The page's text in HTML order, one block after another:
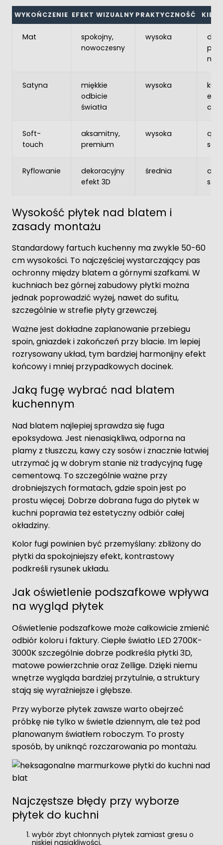
WYKOŃCZENIE EFEKT WIZUALNY PRAKTYCZNOŚĆ
Mat
spokojny,
nowoczesny
wysoka
Satyna
miękkie
odbicie
światła
wysoka
Soft-
touch
aksamitny,
premium
wysoka
soft
Ryflowanie
dekoracyjny
efekt 3D
średnia
Wysokość płytek nad blatem i
zasady montażu
Standardowy fartuch kuchenny ma zwykle 50-60
cm wysokości. To najczęściej wystarczający pas
ochronny między blatem a górnymi szafkami. W
kuchniach bez górnej zabudowy płytki można
jednak poprowadzić wyżej, nawet do sufitu,
szczególnie w strefie płyty grzewczej.
Ważne jest dokładne zaplanowanie przebiegu
spoin, gniazdek i zakończeń przy blacie. Im lepiej
rozrysowany układ, tym bardziej harmonijny efekt
końcowy i mniej przypadkowych docinek.
Jaką fugę wybrać nad blatem
kuchennym
Nad blatem najlepiej sprawdza się fuga
epoksydowa. Jest nienasiąkliwa, odporna na
plamy z tłuszczu, kawy czy sosów i znacznie łatwiej
utrzymać ją w dobrym stanie niż tradycyjną fugę
cementową. To szczególnie ważne przy
drobniejszych formatach, gdzie spoin jest po
prostu więcej. Dobrze dobrana fuga do płytek w
kuchni poprawia też estetyczny odbiór całej
okładziny.
Kolor fugi powinien być przemyślany: zbliżony do
płytki da spokojniejszy efekt, kontrastowy
podkreśli rysunek układu.
Jak oświetlenie podszafkowe wpływa
na wygląd płytek
Oświetlenie podszafkowe może całkowicie zmienić
odbiór koloru i faktury. Ciepłe światło LED 2700K-
3000K szczególnie dobrze podkreśla płytki 3D,
matowe powierzchnie oraz Zellige. Dzięki niemu
wnętrze wygląda bardziej przytulnie, a struktury
stają się wyraźniejsze i głębsze.
Przy wyborze płytek zawsze warto obejrzeć
próbkę nie tylko w świetle dziennym, ale też pod
planowanym światłem roboczym. To prosty
sposób, by uniknąć rozczarowania po montażu.
Najczęstsze błędy przy wyborze
płytek do kuchni
wybór zbyt chłonnych płytek zamiast gresu o
niskiej nasiąkliwości,